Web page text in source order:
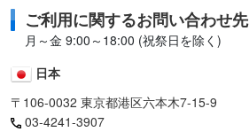
ご利用に関するお問い合わせ先
月～金 9:00～18:00 (祝祭日を除く)
日本
〒106-0032 東京都港区六本木7-15-9
03-4241-3907